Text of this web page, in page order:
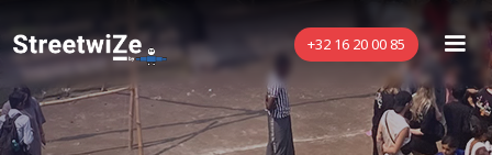
+32 16 20 00 85